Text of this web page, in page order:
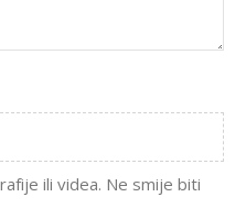
ili videa. Ne smije biti